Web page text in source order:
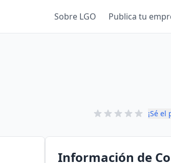
Sobre LGO Publica tu
¡Sé
Información de